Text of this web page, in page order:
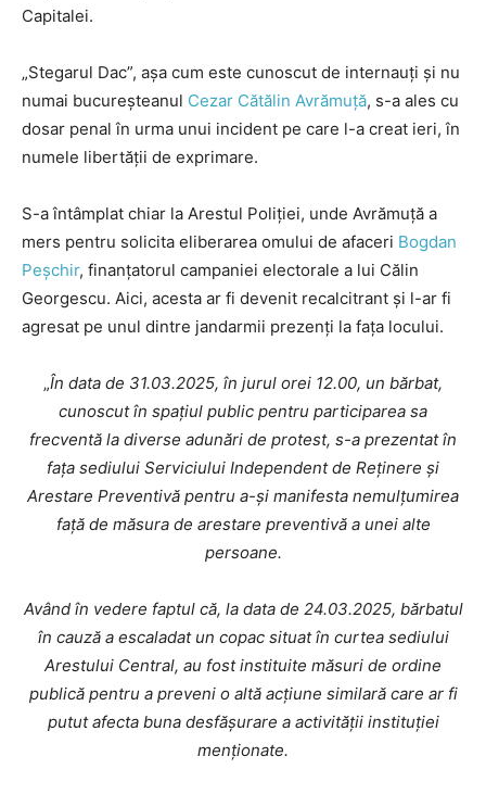
Capitalei.
„Stegarul Dac”, așa cum este cunoscut de internauți și nu
numai bucureșteanul Cezar Cătălin Avrămuță, s-a ales cu
dosar penal în urma unui incident pe care l-a creat ieri, în
numele libertății de exprimare.
S-a întâmplat chiar la Arestul Poliției, unde Avrămuță a
mers pentru solicita eliberarea omului de afaceri Bogdan
Peșchir, finanțatorul campaniei electorale a lui Călin
Georgescu. Aici, acesta ar fi devenit recalcitrant și l-ar fi
agresat pe unul dintre jandarmii prezenți la fața locului.
„În data de 31.03.2025, în jurul orei 12.00, un bărbat,
cunoscut în spațiul public pentru participarea sa
frecventă la diverse adunări de protest, s-a prezentat în
fața sediului Serviciului Independent de Reținere și
Arestare Preventivă pentru a-și manifesta nemulțumirea
față de măsura de arestare preventivă a unei alte
persoane.
Având în vedere faptul că, la data de 24.03.2025, bărbatul
în cauză a escaladat un copac situat în curtea sediului
Arestului Central, au fost instituite măsuri de ordine
publică pentru a preveni o altă acțiune similară care ar fi
putut afecta buna desfășurare a activității instituției
menționate.